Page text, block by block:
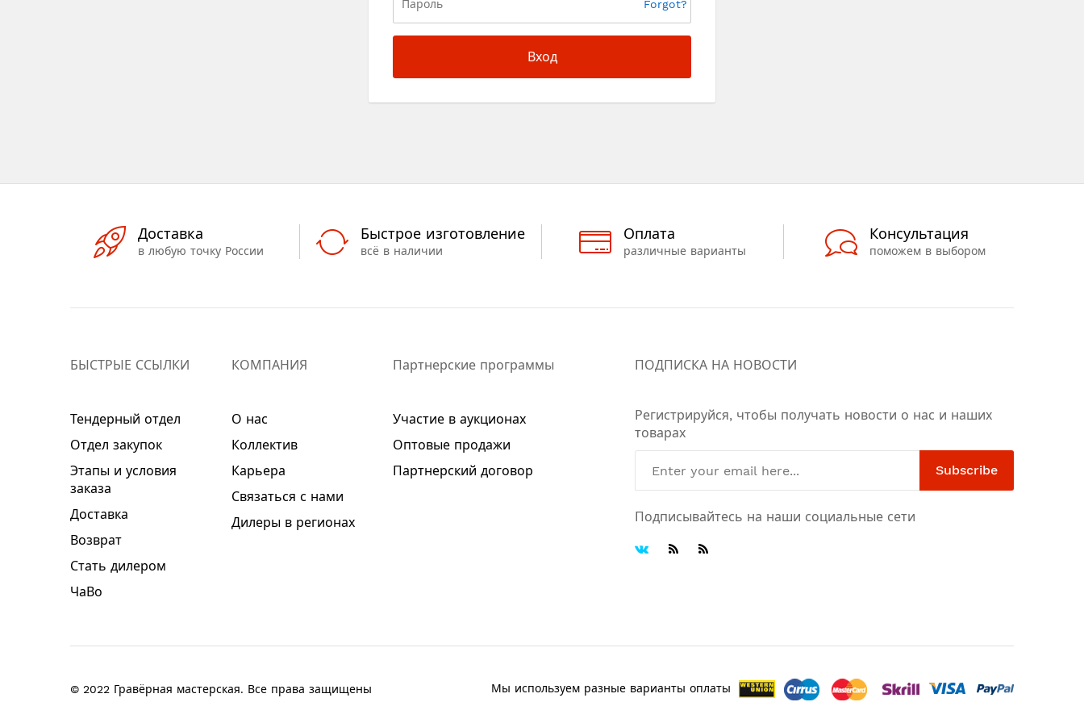
Forgot?
Вход
Доставка
в любую точку России
Быстрое изготовление
всё в наличии
Оплата
различные варианты
Консультация
поможем в выбором
БЫСТРЫЕ ССЫЛКИ
Тендерный отдел
Отдел закупок
Этапы и условия
заказа
Доставка
Возврат
Стать дилером
ЧаВо
КОМПАНИЯ
О нас
Коллектив
Карьера
Связаться с нами
Дилеры в регионах
Партнерские программы
Участие в аукционах
Оптовые продажи
Партнерский договор
ПОДПИСКА НА НОВОСТИ
Регистрируйся, чтобы получать новости о нас и наших
товарах
Subscribe
Подписывайтесь на наши социальные сети
© 2022 Гравёрная мастерская. Все права защищены Мы используем разные варианты оплаты